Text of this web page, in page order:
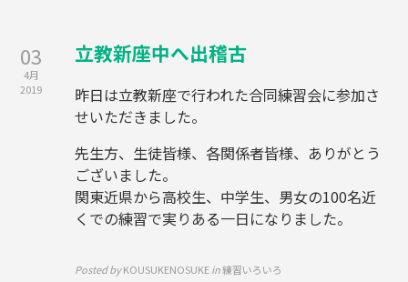
03
4月
2019
立教新座中へ出稽古
昨日は立教新座で行われた合同練習会に参加さ
せいただきました。
先生方、生徒皆様、各関係者皆様、ありがとう
ございました。
関東近県から高校生、中学生、男女の100名近
くでの練習で実りある一日になりました。
Posted byKOUSUKENOSUKEin練習いろいろ